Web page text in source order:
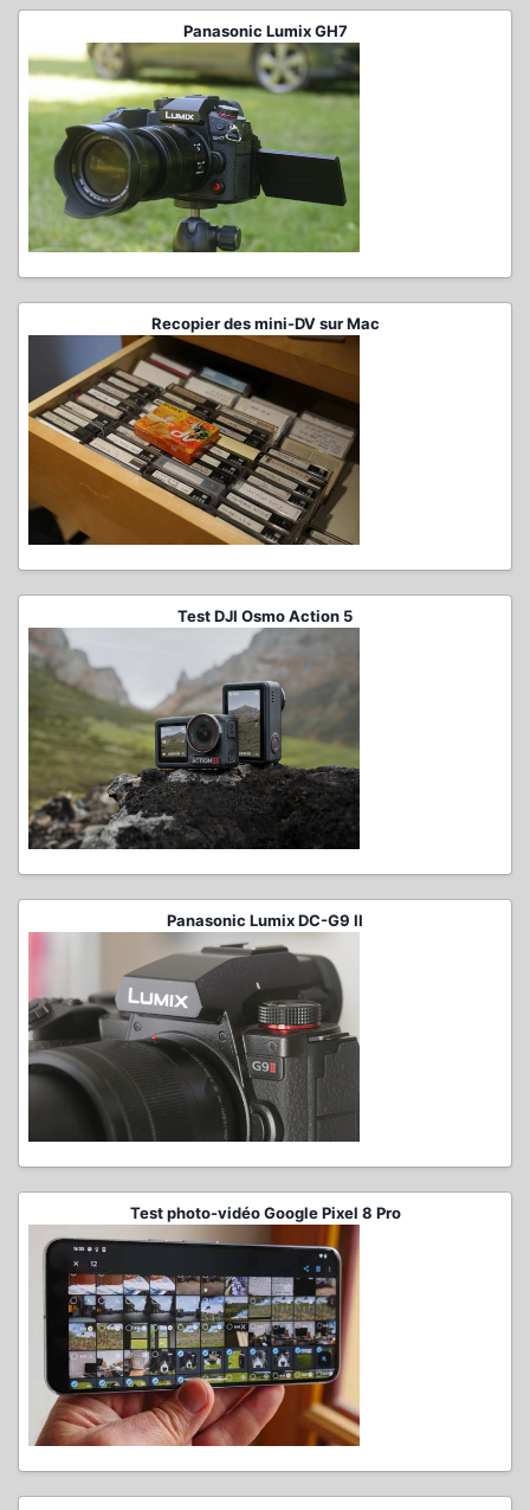
Panasonic Lumix GH7
Recopier des mini-DV sur Mac
Test DJI Osmo Action 5
Panasonic Lumix DC-G9 II
Test photo-vidéo Google Pixel 8 Pro